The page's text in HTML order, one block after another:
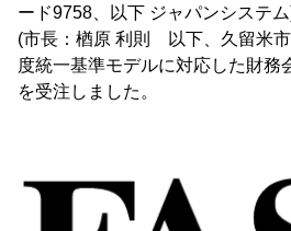
ード9758、以下 ジャパンシステ
(市長：楢原 利則 以下、久留米
度統一基準モデルに対応した財務
を受注しました。